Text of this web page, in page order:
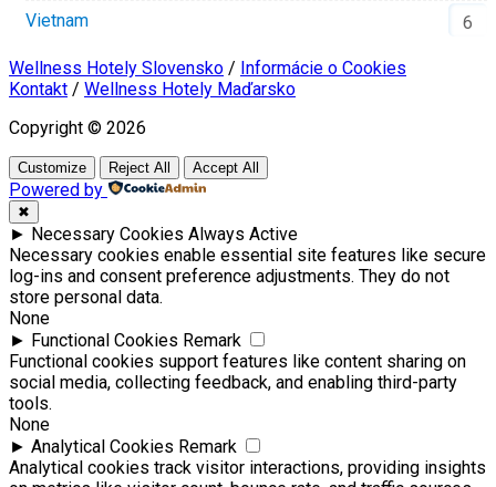
Vietnam
6
Wellness Hotely Slovensko / Informácie o Cookies
Kontakt / Wellness Hotely Maďarsko
Copyright © 2026
Customize Reject All Accept All
Powered by
✖
► Necessary Cookies Always Active
Necessary cookies enable essential site features like secure
log-ins and consent preference adjustments. They do not
store personal data.
None
► Functional Cookies Remark
Functional cookies support features like content sharing on
social media, collecting feedback, and enabling third-party
tools.
None
► Analytical Cookies Remark
Analytical cookies track visitor interactions, providing insights